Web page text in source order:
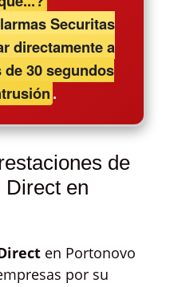
Securitas
directamente a
30 segundos
.
de
Direct en
en Portonovo
por su